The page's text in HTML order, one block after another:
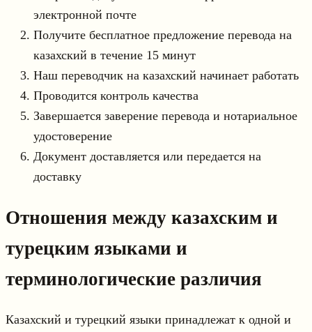
электронной почте
Получите бесплатное предложение перевода на
казахский в течение 15 минут
Наш переводчик на казахский начинает работать
Проводится контроль качества
Завершается заверение перевода и нотариальное
удостоверение
Документ доставляется или передается на
доставку
Отношения между казахским и
турецким языками и
терминологические различия
Казахский и турецкий языки принадлежат к одной и